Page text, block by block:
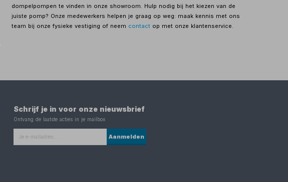
dompelpompen te vinden in onze showroom. Hulp nodig bij het kiezen van de
juiste pomp? Onze medewerkers helpen je graag op weg: maak kennis met ons
team bij onze fysieke vestiging of neem contactop met onze klantenservice.
Schrijf je in voor onze nieuwsbrief
Ontvang de laatste acties in je mailbox
Aanmelden